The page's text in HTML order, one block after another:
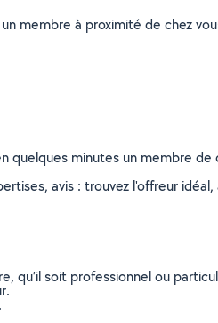
membre à proximité de chez
quelques minutes un membre
avis : trouvez l'offreur
qu’il soit professionnel ou